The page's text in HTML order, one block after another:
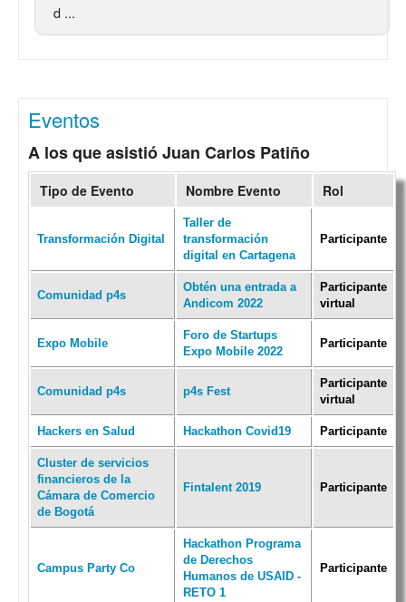
d ...
Eventos
A los que asistió Juan Carlos Patiño
Tipo de Evento Nombre Evento Rol
Transformación Digital
Taller de
transformación
digital en Cartagena
Participante
Comunidad p4s
Obtén una entrada a
Andicom 2022
Participante
virtual
Expo Mobile
Foro de Startups
Expo Mobile 2022
Participante
Comunidad p4s p4s Fest
Participante
virtual
Hackers en Salud Hackathon Covid19 Participante
Cluster de servicios
financieros de la
Cámara de Comercio
de Bogotá
Fintalent 2019 Participante
Campus Party Co
Hackathon Programa
de Derechos
Humanos de USAID -
RETO 1
Participante